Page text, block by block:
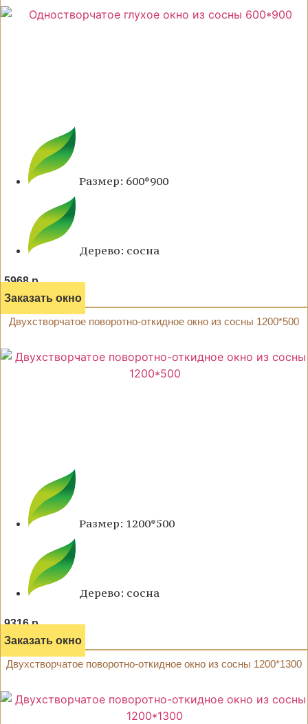
Размер: 600*900
Дерево: сосна
5968 р.
Заказать окно
Двухстворчатое поворотно-откидное окно из сосны 1200*500
Размер: 1200*500
Дерево: сосна
9316 р.
Заказать окно
Двухстворчатое поворотно-откидное окно из сосны 1200*1300